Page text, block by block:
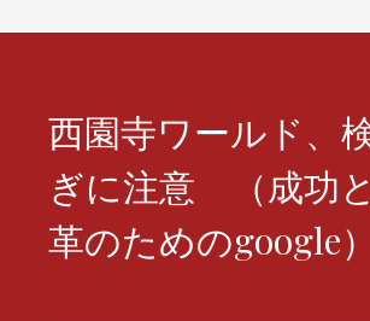
ョ
西園寺ワールド、
ぎに注意 （成功
革のためのgoogle）